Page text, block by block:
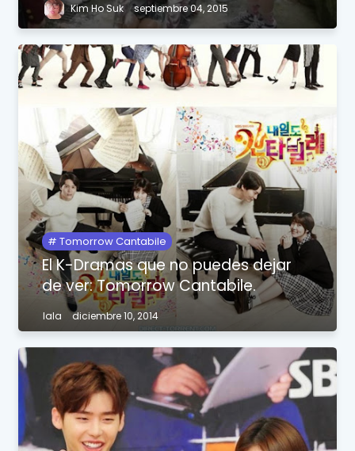
Kim Ho Suk septiembre 04, 2015
Tomorrow Cantabile
El K-Dramas que no puedes dejar
de ver: Tomorrow Cantabile.
lala diciembre 10, 2014